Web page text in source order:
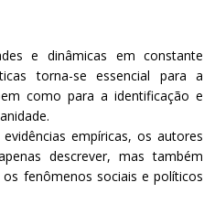
e dinâmicas em constante
torna-se essencial para a
como para a identificação e
empíricas, os autores
descrever, mas também
fenômenos sociais e políticos